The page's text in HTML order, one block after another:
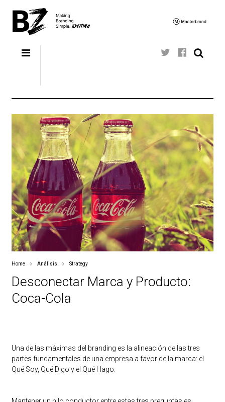
Home Análisis Strategy
Desconectar Marca y Producto:
Coca-Cola
Una de las máximas del branding es la alineación de las tres
partes fundamentales de una empresa a favor de la marca: el
Qué Soy, Qué Digo y el Qué Hago.